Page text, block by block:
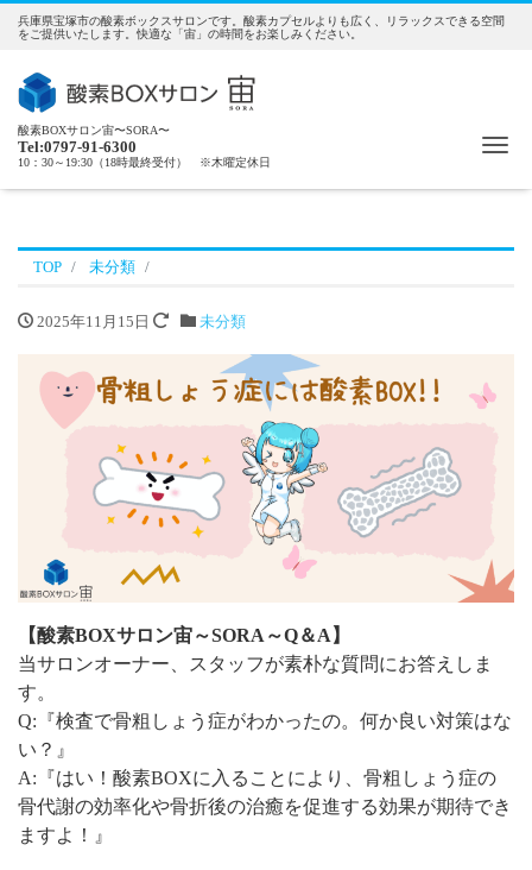
兵庫県宝塚市の酸素ボックスサロンです。酸素カプセルよりも広く、リラックスできる空間
をご提供いたします。快適な「宙」の時間をお楽しみください。
酸素BOXサロン宙〜SORA〜
Tel:0797-91-6300
10：30～19:30（18時最終受付） ※木曜定休日
TOP 未分類
2025年11月15日 未分類
【酸素BOXサロン宙～SORA～Q＆A】
当サロンオーナー、スタッフが素朴な質問にお答えしま
す。
Q:『検査で骨粗しょう症がわかったの。何か良い対策はな
い？』
A:『はい！酸素BOXに入ることにより、骨粗しょう症の
骨代謝の効率化や骨折後の治癒を促進する効果が期待でき
ますよ！』